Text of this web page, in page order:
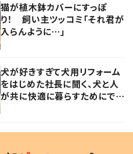
猫が植木鉢カバーにすっぽ
り！ 飼い主ツッコミ「それ君が
入らんように…」
犬が好きすぎて犬用リフォーム
をはじめた社長に聞く、犬と人
が共に快適に暮らすためにでき